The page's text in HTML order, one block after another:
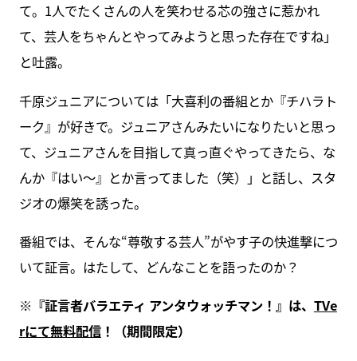
て。1人でたくさんの人を笑わせる芯の強さに惹かれ
て、芸人をちゃんとやってみようと思った存在ですね」
と吐露。
千原ジュニアについては「大喜利の番組とか『チハラト
ーク』が好きで。ジュニアさんみたいになりたいと思っ
て、ジュニアさんを目指して真っ直ぐやってきたら、な
んか『はい〜』とか言ってました（笑）」と話し、スタ
ジオの爆笑を誘った。
番組では、そんな“尊敬する芸人”がやす子の快進撃につ
いて証言。はたして、どんなことを語ったのか？
※『証言者バラエティ アンタウォッチマン！』は、 TVe
rにて無料配信！（期間限定）